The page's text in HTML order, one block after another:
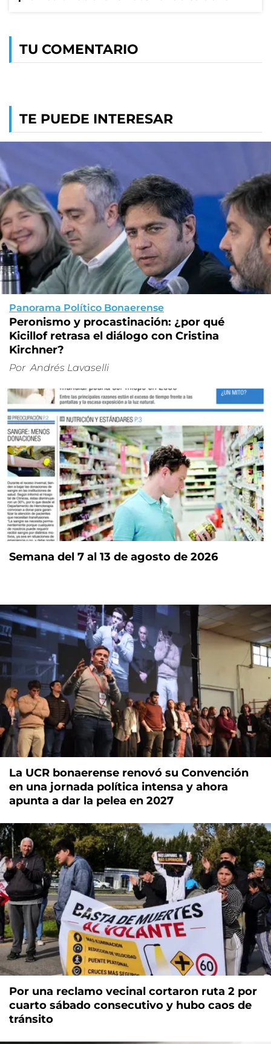
TU COMENTARIO
TE PUEDE INTERESAR
Panorama Político Bonaerense
Peronismo y procastinación: ¿por qué
Kicillof retrasa el diálogo con Cristina
Kirchner?
Por Andrés Lavaselli
Semana del 7 al 13 de agosto de 2026
La UCR bonaerense renovó su Convención
en una jornada política intensa y ahora
apunta a dar la pelea en 2027
Por una reclamo vecinal cortaron ruta 2 por
cuarto sábado consecutivo y hubo caos de
tránsito